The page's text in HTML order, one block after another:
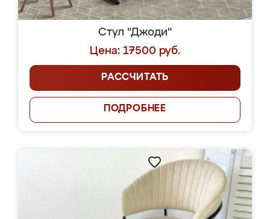
Стул "Джоди"
Цена: 17500 руб.
РАССЧИТАТЬ
ПОДРОБНЕЕ